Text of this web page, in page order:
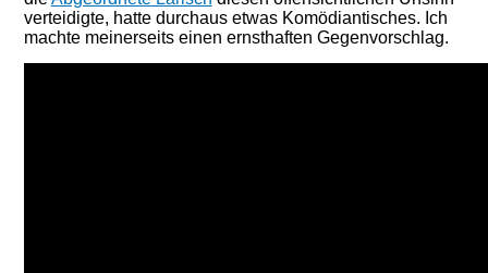
verteidigte, hatte durchaus etwas Komödiantisches. Ich
machte meinerseits einen ernsthaften Gegenvorschlag.